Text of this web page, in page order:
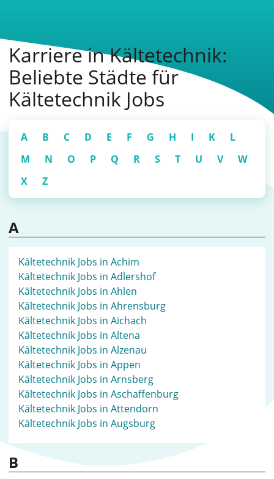
Karriere in Kältetechnik:
Beliebte Städte für
Kältetechnik Jobs
A B C D E F G H I K
L
M
N O P Q R S T U V
W
X
Z
A
Kältetechnik Jobs in Achim
Kältetechnik Jobs in Adlershof
Kältetechnik Jobs in Ahlen
Kältetechnik Jobs in Ahrensburg
Kältetechnik Jobs in Aichach
Kältetechnik Jobs in Altena
Kältetechnik Jobs in Alzenau
Kältetechnik Jobs in Appen
Kältetechnik Jobs in Arnsberg
Kältetechnik Jobs in Aschaffenburg
Kältetechnik Jobs in Attendorn
Kältetechnik Jobs in Augsburg
B